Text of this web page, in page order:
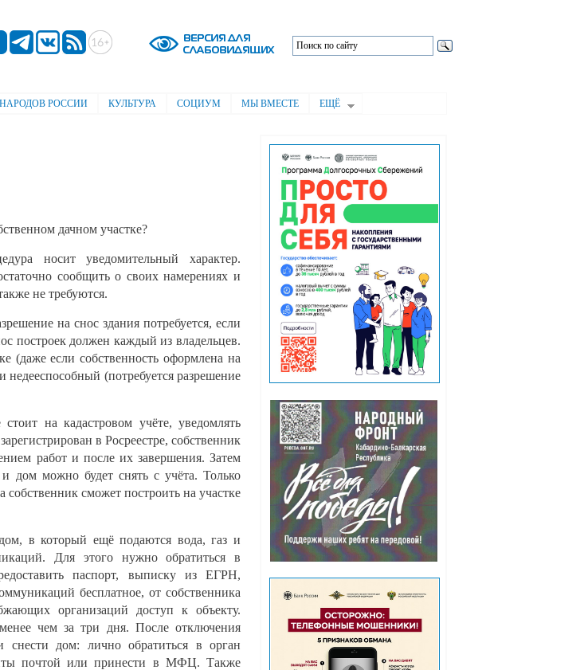
содержанию
РОССИИ КУЛЬТУРА СОЦИУМ МЫ ВМЕСТЕ ЕЩЁ
дачном участке?
носит уведомительный характер.
сообщить о своих намерениях и
не требуются.
на снос здания потребуется, если
построек должен каждый из владельцев.
(даже если собственность оформлена на
(потребуется разрешение
на кадастровом учёте, уведомлять
в Росреестре, собственник
работ и после их завершения. Затем
дом можно будет снять с учёта. Только
собственник сможет построить на участке
в который ещё подаются вода, газ и
Для этого нужно обратиться в
паспорт, выписку из ЕГРН,
бесплатное, от собственника
организаций доступ к объекту.
чем за три дня. После отключения
дом: лично обратиться в орган
почтой или принести в МФЦ. Также